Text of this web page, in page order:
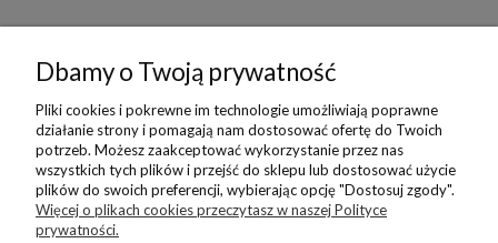
Moje konto
Płatności i dostawa
Informacje
Dbamy o Twoją prywatność
Pliki cookies i pokrewne im technologie umożliwiają poprawne
działanie strony i pomagają nam dostosować ofertę do Twoich
potrzeb. Możesz zaakceptować wykorzystanie przez nas
wszystkich tych plików i przejść do sklepu lub dostosować użycie
plików do swoich preferencji, wybierając opcję "Dostosuj zgody".
Więcej o plikach cookies przeczytasz w naszej Polityce
prywatności.